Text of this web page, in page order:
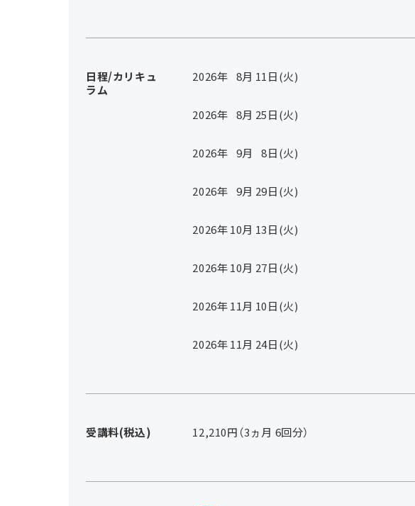
日程/カリキュ
ラム
2026年 8月 11 日(火)
2026年 8月 25日(火)
2026年 9月 8日(火)
2026年 9月 29日(火)
2026年10月 13日(火)
2026年10月 27日(火)
2026年11月 10日(火)
2026年11月 24日(火)
受講料(税込) 12,210円（3ヵ月 6回分）